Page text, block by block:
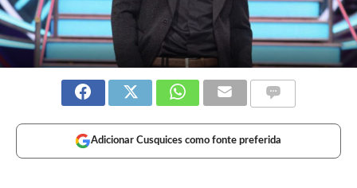
Adicionar Cusquices como fonte preferida